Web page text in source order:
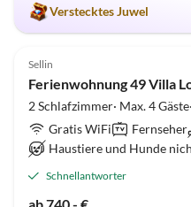
Verstecktes Juwel
5.0 (7)
Sellin
Ferienwohnung 49 Villa
2 Schlafzimmer· Max. 4
Gratis WiFi
Fernseher
Haustiere und Hunde
Schnellantworter